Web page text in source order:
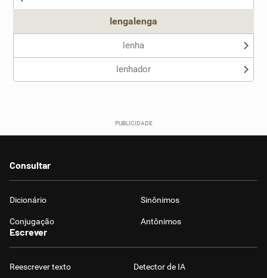
lengalenga
lenha
lenhador
Consultar
Dicionário Sinônimos
Conjugação Antônimos
Escrever
Reescrever texto Detector de IA